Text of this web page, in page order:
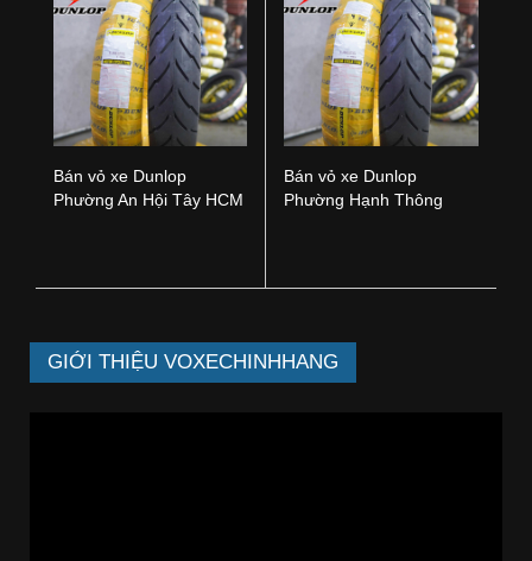
Bán vỏ xe Dunlop
Phường An Hội Tây HCM
Bán vỏ xe Dunlop
Phường Hạnh Thông
GIỚI THIỆU VOXECHINHHANG